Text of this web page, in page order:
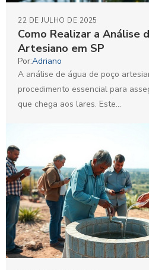
Como Realizar a Análise
Artesiano em SP
22 DE JULHO DE 2025
Por:Adriano
A análise de água de poço
procedimento essencial para
que chega aos lares. Este...